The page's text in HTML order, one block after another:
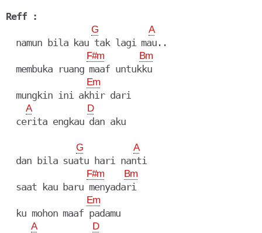
Reff :
G A
  namun bila kau tak lagi mau..
F#m Bm
  membuka ruang maaf untukku
Em
  mungkin ini akhir dari
A D
  cerita engkau dan aku
G A
  dan bila suatu hari nanti
F#m Bm
  saat kau baru menyadari
Em
  ku mohon maaf padamu
A D